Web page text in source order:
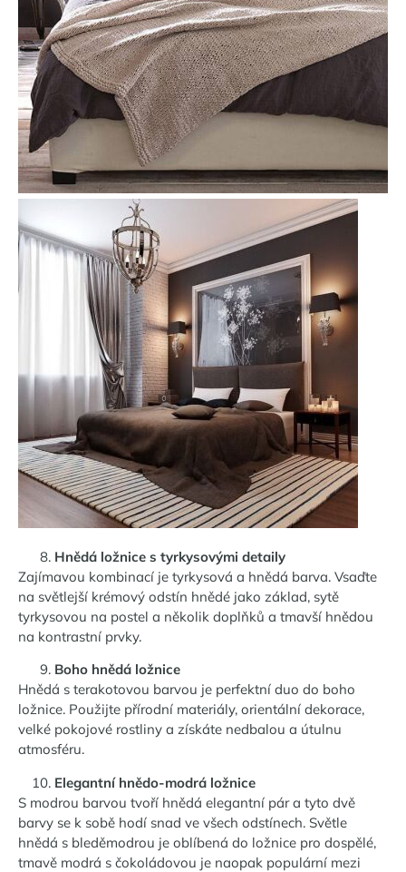
Hnědá ložnice s tyrkysovými detaily
Zajímavou kombinací je tyrkysová a hnědá barva. Vsaďte
na světlejší krémový odstín hnědé jako základ, sytě
tyrkysovou na postel a několik doplňků a tmavší hnědou
na kontrastní prvky.
Boho hnědá ložnice
Hnědá s terakotovou barvou je perfektní duo do boho
ložnice. Použijte přírodní materiály, orientální dekorace,
velké pokojové rostliny a získáte nedbalou a útulnu
atmosféru.
Elegantní hnědo-modrá ložnice
S modrou barvou tvoří hnědá elegantní pár a tyto dvě
barvy se k sobě hodí snad ve všech odstínech. Světle
hnědá s bleděmodrou je oblíbená do ložnice pro dospělé,
tmavě modrá s čokoládovou je naopak populární mezi